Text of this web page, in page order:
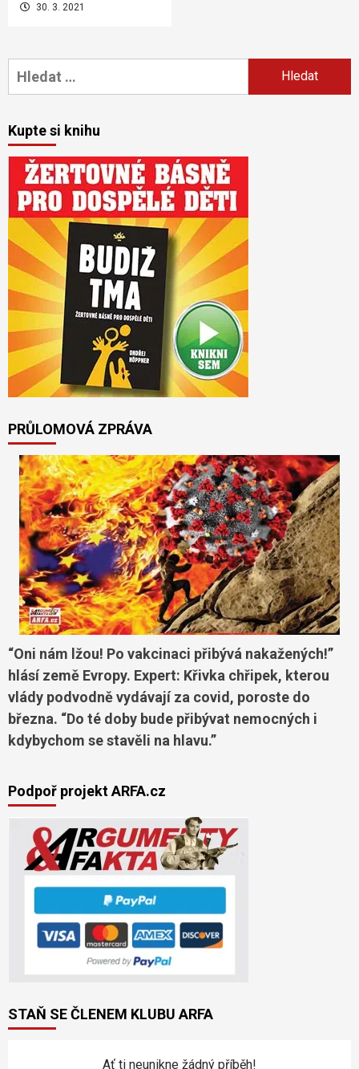
30. 3. 2021
Vyhledávání
Kupte si knihu
PRŮLOMOVÁ ZPRÁVA
“Oni nám lžou! Po vakcinaci přibývá nakažených!”
hlásí země Evropy. Expert: Křivka chřipek, kterou
vlády podvodně vydávají za covid, poroste do
března. “Do té doby bude přibývat nemocných i
kdybychom se stavěli na hlavu.”
Podpoř projekt ARFA.cz
STAŇ SE ČLENEM KLUBU ARFA
Ať ti neunikne žádný příběh!